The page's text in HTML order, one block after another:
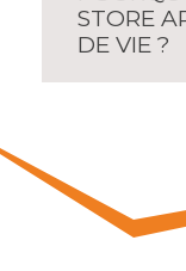
STORE
DE VIE ?